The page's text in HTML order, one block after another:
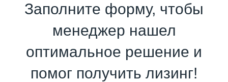
Заполните форму, чтобы
менеджер нашел
оптимальное решение и
помог получить лизинг!